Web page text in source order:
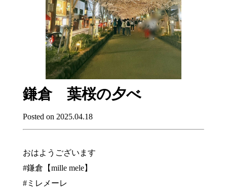
鎌倉 葉桜の夕べ
Posted on 2025.04.18
おはようございます
#鎌倉【mille mele】
#ミレメーレ